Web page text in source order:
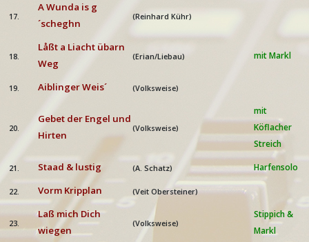
17.
A Wunda is g
´scheghn
(Reinhard Kühr)
18.
Låßt a Liacht übarn
Weg
(Erian/Liebau) mit Markl
19. Aiblinger Weis´ (Volksweise)
20.
Gebet der Engel und
Hirten
(Volksweise)
mit
Köflacher
Streich
21. Staad & lustig (A. Schatz) Harfensolo
22. Vorm Kripplan (Veit Obersteiner)
23.
Laß mich Dich
wiegen
(Volksweise)
Stippich &
Markl